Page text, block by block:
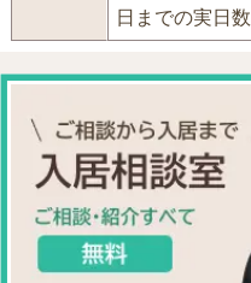
日までの実日数